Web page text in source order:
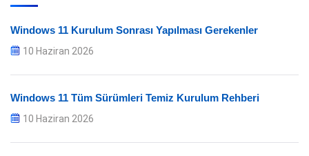
Windows 11 Kurulum Sonrası Yapılması Gerekenler
10 Haziran 2026
Windows 11 Tüm Sürümleri Temiz Kurulum Rehberi
10 Haziran 2026